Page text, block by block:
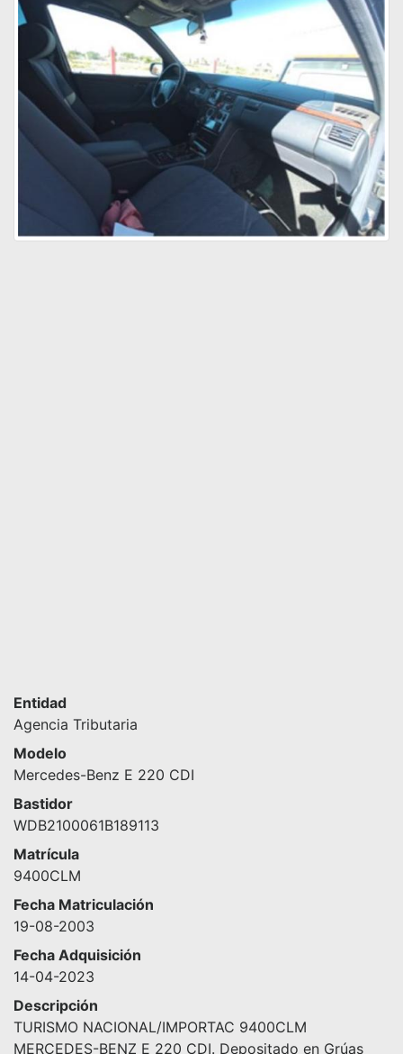
Entidad
Agencia Tributaria
Modelo
Mercedes-Benz E 220 CDI
Bastidor
WDB2100061B189113
Matrícula
9400CLM
Fecha Matriculación
19-08-2003
Fecha Adquisición
14-04-2023
Descripción
TURISMO NACIONAL/IMPORTAC 9400CLM
MERCEDES-BENZ E 220 CDI. Depositado en Grúas